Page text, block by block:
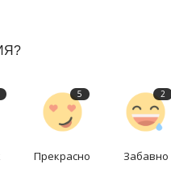
5
Прекрасно
2
Забавно